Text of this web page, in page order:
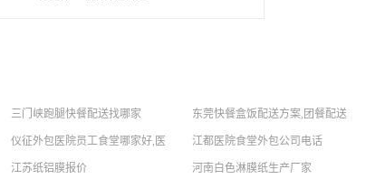
三门峡跑腿快餐配送找哪家 东莞快餐盒饭配送方案,团餐配送服务团队
仪征外包医院员工食堂哪家好,医院员工食堂外包联系方式
江都医院食堂外包公司电话
江苏纸铝膜报价 河南白色淋膜纸生产厂家